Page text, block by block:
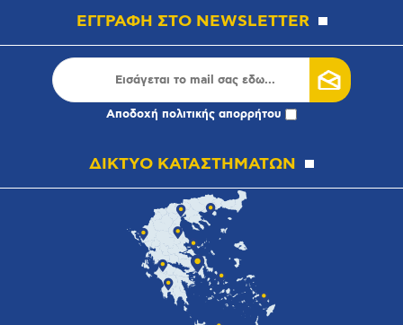
ΕΓΓΡΑΦΗ ΣΤΟ NEWSLETTER
Αποδοχή πολιτικής απορρήτου
ΔΙΚΤΥΟ ΚΑΤΑΣΤΗΜΑΤΩΝ